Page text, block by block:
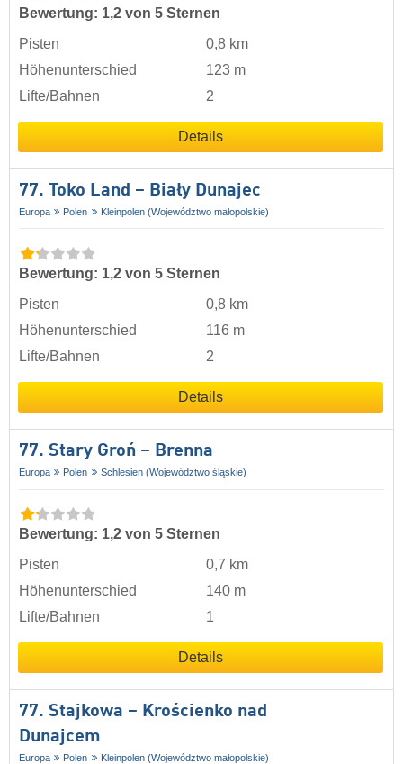
Bewertung: 1,2 von 5 Sternen
Pisten
0,8 km
Höhenunterschied
123 m
Lifte/Bahnen
2
Details
77. Toko Land – Biały Dunajec
Europa Polen Kleinpolen (Województwo małopolskie)
Bewertung: 1,2 von 5 Sternen
Pisten
0,8 km
Höhenunterschied
116 m
Lifte/Bahnen
2
Details
77. Stary Groń – Brenna
Europa Polen Schlesien (Województwo śląskie)
Bewertung: 1,2 von 5 Sternen
Pisten
0,7 km
Höhenunterschied
140 m
Lifte/Bahnen
1
Details
77. Stajkowa – Krościenko nad
Dunajcem
Europa Polen Kleinpolen (Województwo małopolskie)